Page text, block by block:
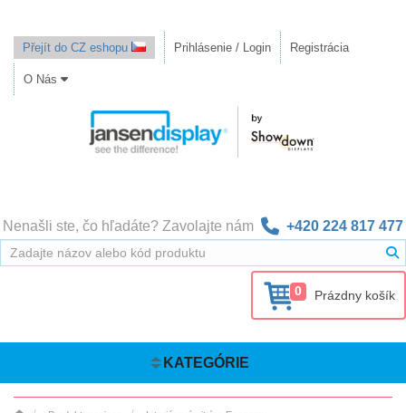
Přejít do CZ eshopu Prihlásenie / Login Registrácia
O Nás
Nenašli ste, čo hľadáte? Zavolajte nám +420 224 817 477
0 Prázdny košík
KATEGÓRIE